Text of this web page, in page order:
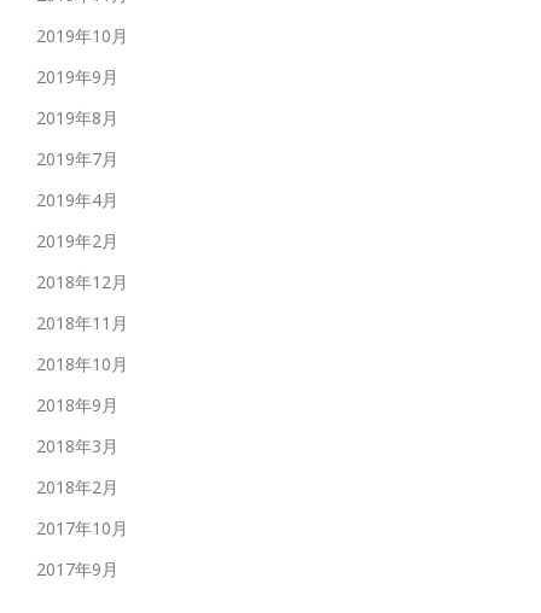
2019年10月
2019年9月
2019年8月
2019年7月
2019年4月
2019年2月
2018年12月
2018年11月
2018年10月
2018年9月
2018年3月
2018年2月
2017年10月
2017年9月